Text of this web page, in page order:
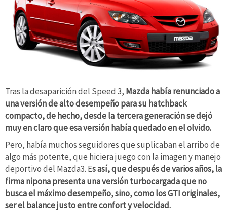
Tras la desaparición del Speed 3, Mazda había renunciado a
una versión de alto desempeño para su hatchback
compacto, de hecho, desde la tercera generación se dejó
muy en claro que esa versión había quedado en el olvido.
Pero, había muchos seguidores que suplicaban el arribo de
algo más potente, que hiciera juego con la imagen y manejo
deportivo del Mazda3. Es así, que después de varios años, la
firma nipona presenta una versión turbocargada que no
busca el máximo desempeño, sino, como los GTI originales,
ser el balance justo entre confort y velocidad.